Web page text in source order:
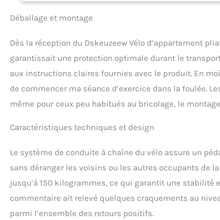
d'appartement
d'appartement
le temps, le
de données en
assise
confèrent au vélo
encombrant : le
vous permet de
d'économiser 80
pièce de votre
ce vélo
d'installation
Déballage et montage
Dès la réception du Dskeuzeew Vélo d’appartement
garantissait une protection optimale durant le
aux instructions claires fournies avec le produit. En
de commencer ma séance d’exercice dans la foulée.
même pour ceux peu habitués au bricolage, le
Caractéristiques techniques et design
Le système de conduite à chaîne du vélo assure un
sans déranger les voisins ou les autres occupants de
jusqu’à 150 kilogrammes, ce qui garantit une stabilité
commentaire ait relevé quelques craquements au
parmi l’ensemble des retours positifs.